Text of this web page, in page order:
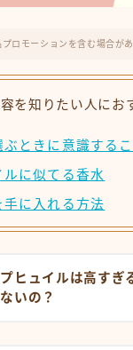
ロモーションを含む場合が
を知りたい人にお
ときに意識するこ
に似てる香水
に入れる方法
ヒュイルは高すぎ
いの？